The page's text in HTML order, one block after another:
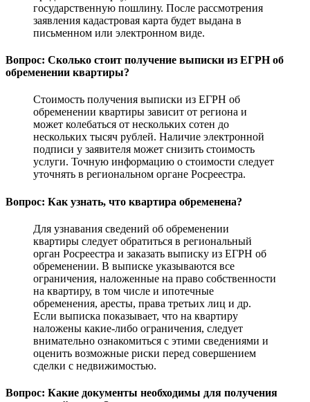
государственную пошлину. После рассмотрения
заявления кадастровая карта будет выдана в
письменном или электронном виде.
Вопрос: Сколько стоит получение выписки из ЕГРН об
обременении квартиры?
Стоимость получения выписки из ЕГРН об
обременении квартиры зависит от региона и
может колебаться от нескольких сотен до
нескольких тысяч рублей. Наличие электронной
подписи у заявителя может снизить стоимость
услуги. Точную информацию о стоимости следует
уточнять в региональном органе Росреестра.
Вопрос: Как узнать, что квартира обременена?
Для узнавания сведений об обременении
квартиры следует обратиться в региональный
орган Росреестра и заказать выписку из ЕГРН об
обременении. В выписке указываются все
ограничения, наложенные на право собственности
на квартиру, в том числе и ипотечные
обременения, аресты, права третьих лиц и др.
Если выписка показывает, что на квартиру
наложены какие-либо ограничения, следует
внимательно ознакомиться с этими сведениями и
оценить возможные риски перед совершением
сделки с недвижимостью.
Вопрос: Какие документы необходимы для получения